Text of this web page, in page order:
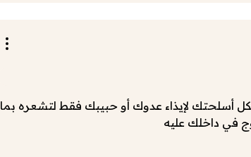
أسلحتك لإيذاء عدوك أو حبيبك فقط لتشعره بما
في داخلك عليه